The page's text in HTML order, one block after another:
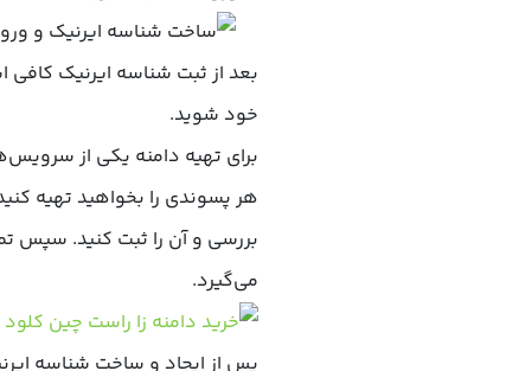
بعد از ثبت شناسه ایرنیک کافی
خود شوید.
برای تهیه دامنه یکی از
هر پسوندی را بخواهید تهیه
بررسی و آن را ثبت کنید. سپس
می‌گیرد.
پس از ایجاد و ساخت شناسه